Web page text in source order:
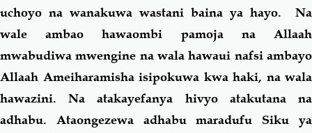
uchoyo na wanakuwa wastani baina ya hayo. Na
wale ambao hawaombi pamoja na Allaah
mwabudiwa mwengine na wala hawaui nafsi ambayo
Allaah Ameiharamisha isipokuwa kwa haki, na wala
hawazini. Na atakayefanya hivyo atakutana na
adhabu. Ataongezewa adhabu maradufu Siku ya